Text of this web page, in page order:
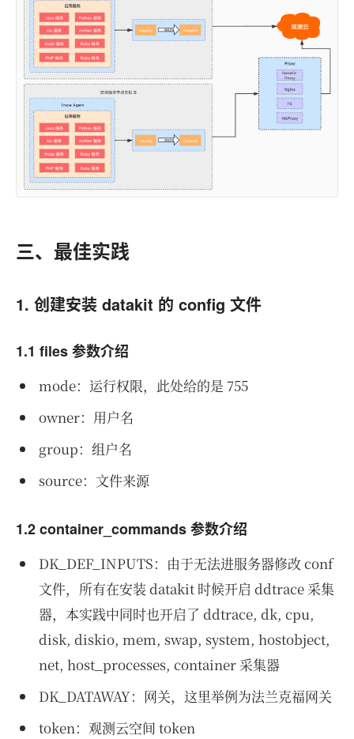
三、最佳实践
1. 创建安装 datakit 的 config 文件
1.1 files 参数介绍
mode：运行权限，此处给的是 755
owner：用户名
group：组户名
source：文件来源
1.2 container_commands 参数介绍
DK_DEF_INPUTS：由于无法进服务器修改 conf
文件，所有在安装 datakit 时候开启 ddtrace 采集
器，本实践中同时也开启了 ddtrace, dk, cpu,
disk, diskio, mem, swap, system, hostobject,
net, host_processes, container 采集器
DK_DATAWAY：网关，这里举例为法兰克福网关
token：观测云空间 token